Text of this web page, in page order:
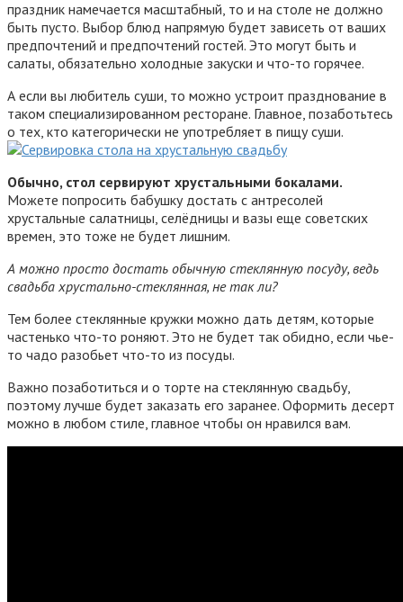
праздник намечается масштабный, то и на столе не должно
быть пусто. Выбор блюд напрямую будет зависеть от ваших
предпочтений и предпочтений гостей. Это могут быть и
салаты, обязательно холодные закуски и что-то горячее.
А если вы любитель суши, то можно устроит празднование в
таком специализированном ресторане. Главное, позаботьтесь
о тех, кто категорически не употребляет в пищу суши.
Обычно, стол сервируют хрустальными бокалами.
Можете попросить бабушку достать с антресолей
хрустальные салатницы, селёдницы и вазы еще советских
времен, это тоже не будет лишним.
А можно просто достать обычную стеклянную посуду, ведь
свадьба хрустально-стеклянная, не так ли?
Тем более стеклянные кружки можно дать детям, которые
частенько что-то роняют. Это не будет так обидно, если чье-
то чадо разобьет что-то из посуды.
Важно позаботиться и о торте на стеклянную свадьбу,
поэтому лучше будет заказать его заранее. Оформить десерт
можно в любом стиле, главное чтобы он нравился вам.